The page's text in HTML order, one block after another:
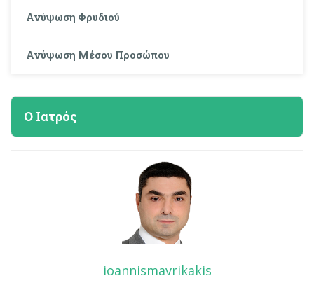
Ανύψωση Φρυδιού
Ανύψωση Μέσου Προσώπου
Ο Ιατρός
ioannismavrikakis